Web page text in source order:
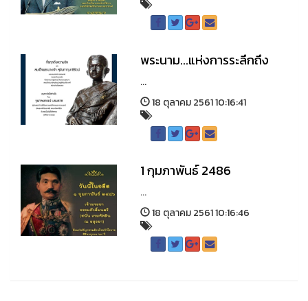
พระนาม...แห่งการระลึกถึง
...
18 ตุลาคม 2561 10:16:41
1 กุมภาพันธ์ 2486
...
18 ตุลาคม 2561 10:16:46